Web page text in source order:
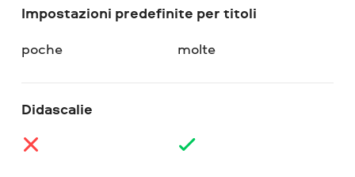
Impostazioni predefinite per titoli
poche
molte
Didascalie